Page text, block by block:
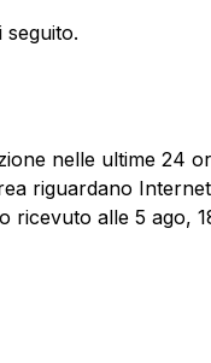
seguito.
nelle ultime 24
riguardano
ricevuto alle 5 ago,